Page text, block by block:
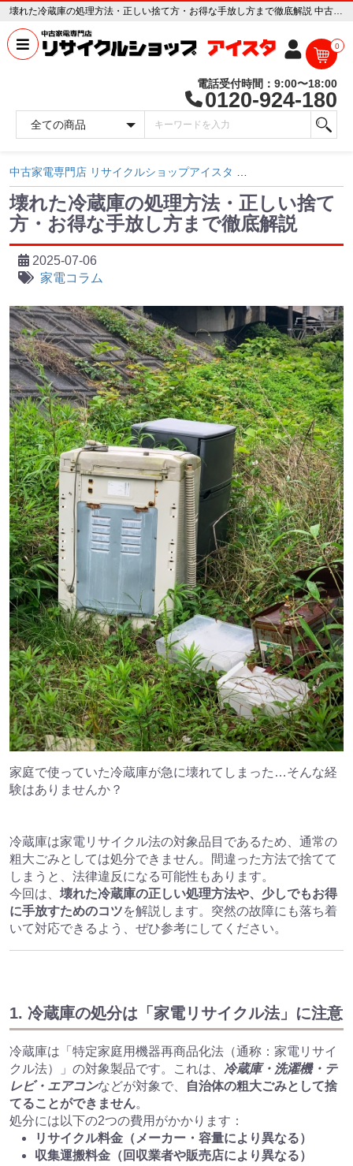
壊れた冷蔵庫の処理方法・正しい捨て方・お得な手放し方まで徹底解説 中古家電専門店 リサイクルショップ アイスタ
0
電話受付時間：9:00〜18:00
0120-924-180
中古家電専門店 リサイクルショップアイスタ
壊れた冷蔵庫の処理方法・正しい捨て
方・お得な手放し方まで徹底解説
2025-07-06
家電コラム
家庭で使っていた冷蔵庫が急に壊れてしまった…そんな経
験はありませんか？
冷蔵庫は家電リサイクル法の対象品目であるため、通常の
粗大ごみとしては処分できません。間違った方法で捨てて
しまうと、法律違反になる可能性もあります。
今回は、 壊れた冷蔵庫の正しい処理方法や、少しでもお得
に手放すためのコツを解説します。突然の故障にも落ち着
いて対応できるよう、ぜひ参考にしてください。
1. 冷蔵庫の処分は「家電リサイクル法」に注意
冷蔵庫は「特定家庭用機器再商品化法（通称：家電リサイ
クル法）」の対象製品です。これは、 冷蔵庫・洗濯機・テ
レビ・エアコンなどが対象で、
自治体の粗大ごみとして捨
てることができません。
処分には以下の2つの費用がかかります：
リサイクル料金（メーカー・容量により異なる）
収集運搬料金（回収業者や販売店により異なる）